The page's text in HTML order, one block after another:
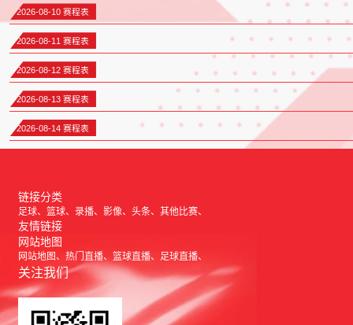
2026-08-10 赛程表
2026-08-11 赛程表
2026-08-12 赛程表
2026-08-13 赛程表
2026-08-14 赛程表
链接分类
足球 篮球 录播 影像 头条 其他比赛
友情链接
网站地图
网站地图 热门直播 篮球直播 足球直播
关注我们